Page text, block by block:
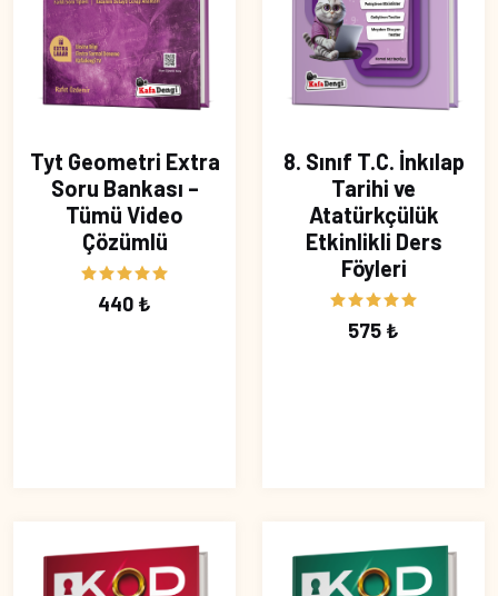
Tyt Geometri Extra
Soru Bankası –
Tümü Video
Çözümlü
440 ₺
8. Sınıf T.C. İnkılap
Tarihi ve
Atatürkçülük
Etkinlikli Ders
Föyleri
575 ₺